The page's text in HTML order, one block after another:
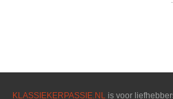
KLASSIEKERPASSIE.NL is voor